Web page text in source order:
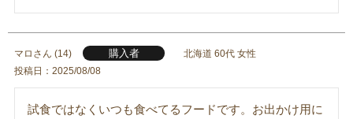
マロ 14 購入者 北海道 60代 女性
投稿日
2025/08/08
試食ではなくいつも食べてるフードです。お出かけ用に